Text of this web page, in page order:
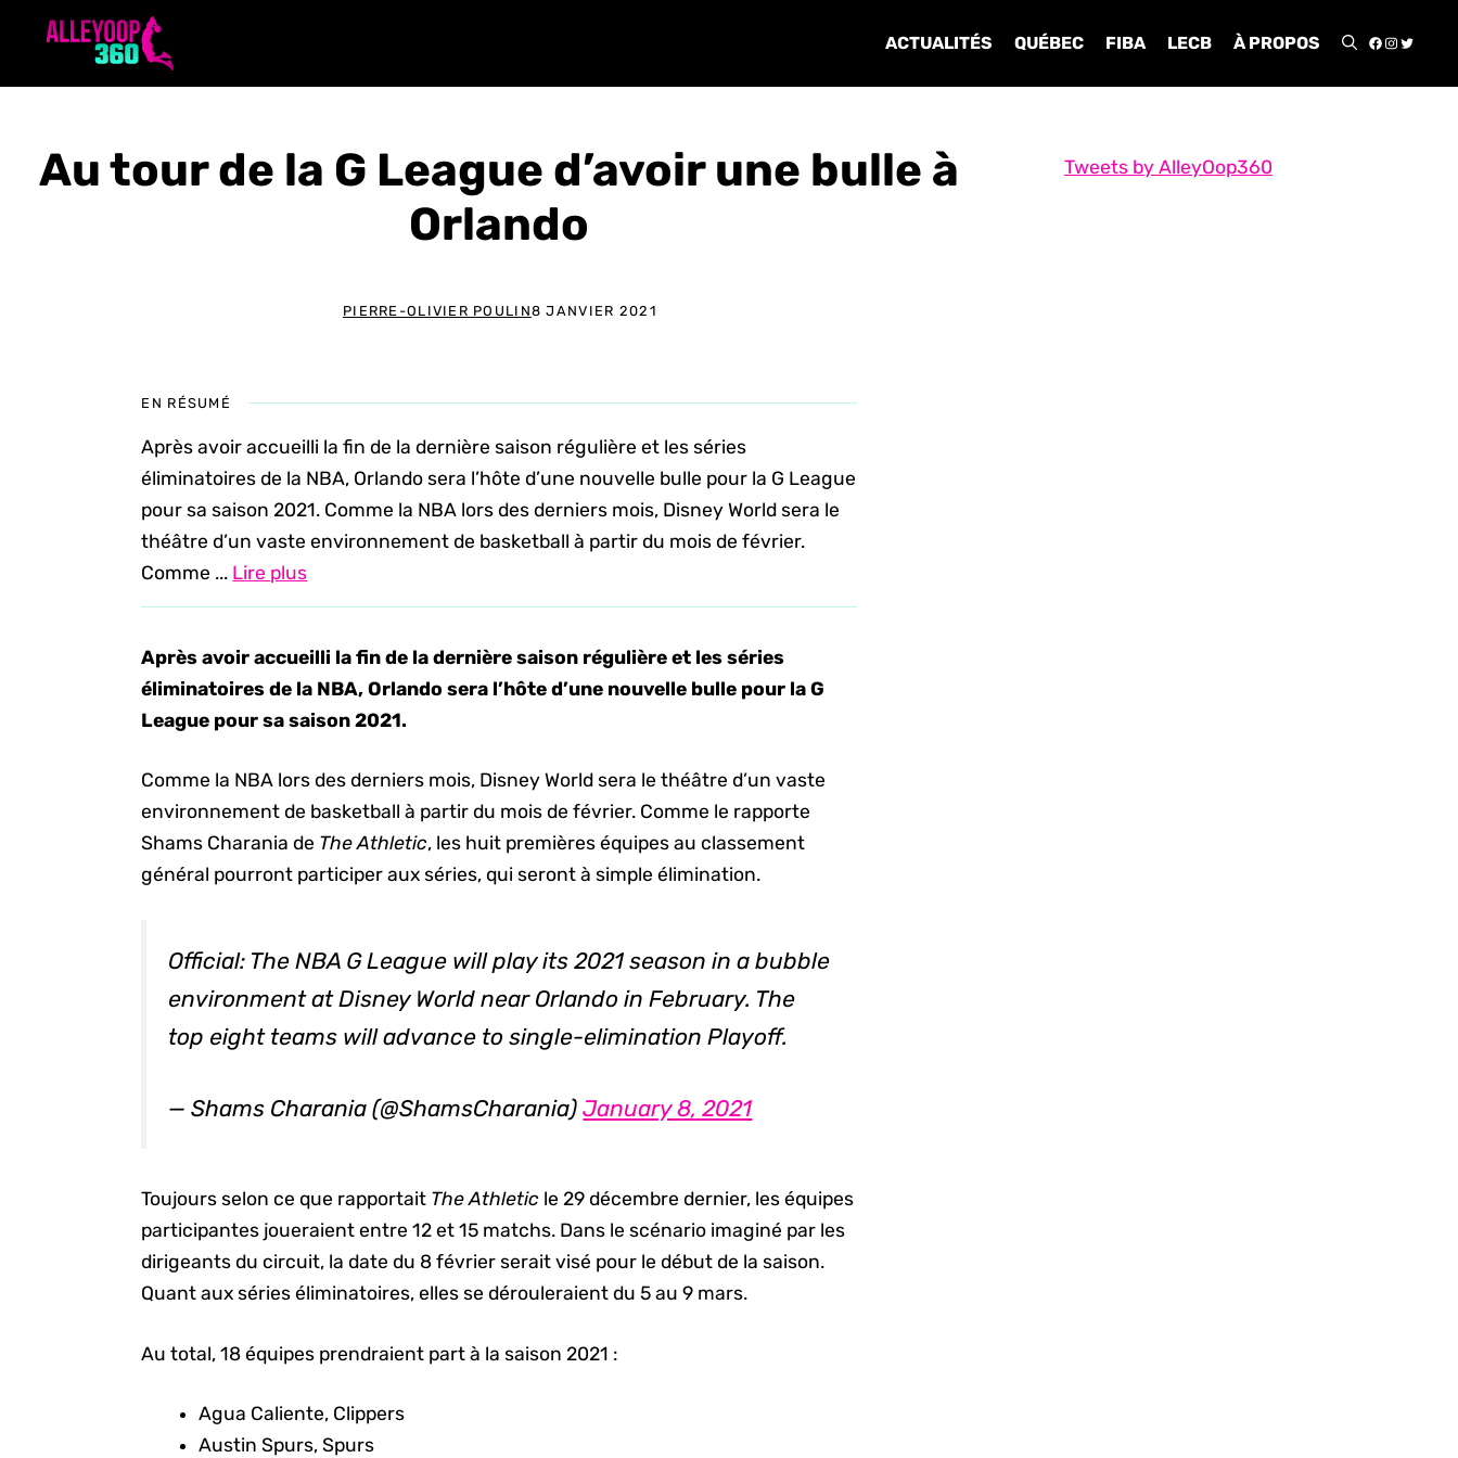
ACTUALITÉS QUÉBEC FIBA LECB À PROPOS
Au tour de la G League d’avoir une bulle à
Orlando
PIERRE-OLIVIER POULIN8 JANVIER 2021
EN RÉSUMÉ
Après avoir accueilli la fin de la dernière saison régulière et les séries
éliminatoires de la NBA, Orlando sera l’hôte d’une nouvelle bulle pour la G League
pour sa saison 2021. Comme la NBA lors des derniers mois, Disney World sera le
théâtre d’un vaste environnement de basketball à partir du mois de février.
Comme ... Lire plus
Après avoir accueilli la fin de la dernière saison régulière et les séries
éliminatoires de la NBA, Orlando sera l’hôte d’une nouvelle bulle pour la G
League pour sa saison 2021.
Comme la NBA lors des derniers mois, Disney World sera le théâtre d’un vaste
environnement de basketball à partir du mois de février. Comme le rapporte
Shams Charania de The Athletic, les huit premières équipes au classement
général pourront participer aux séries, qui seront à simple élimination.
Official: The NBA G League will play its 2021 season in a bubble
environment at Disney World near Orlando in February. The
top eight teams will advance to single-elimination Playoff.
— Shams Charania (@ShamsCharania)January 8, 2021
Toujours selon ce que rapportait The Athletic le 29 décembre dernier, les équipes
participantes joueraient entre 12 et 15 matchs. Dans le scénario imaginé par les
dirigeants du circuit, la date du 8 février serait visé pour le début de la saison.
Quant aux séries éliminatoires, elles se dérouleraient du 5 au 9 mars.
Au total, 18 équipes prendraient part à la saison 2021 :
Agua Caliente, Clippers
Austin Spurs, Spurs
Tweets by AlleyOop360